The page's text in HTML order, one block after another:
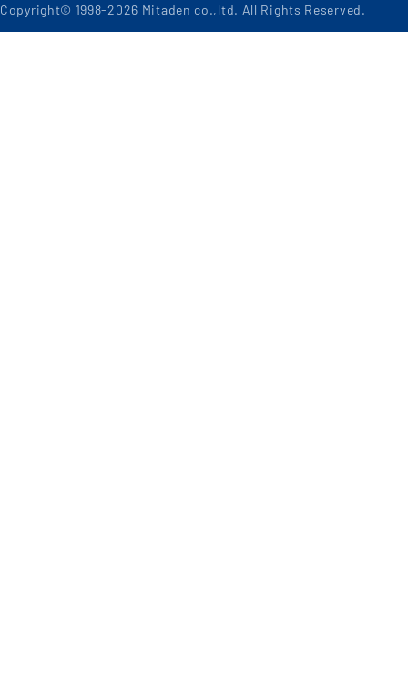
Copyright© 1998-2026 Mitaden co.,ltd. All Rights Reserved.